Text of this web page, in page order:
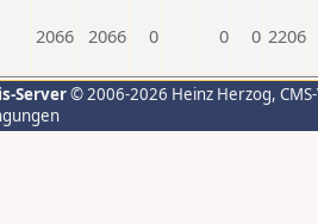
2066 2066 0 0 0 2206
Server© 2006-2026 Heinz Herzog,